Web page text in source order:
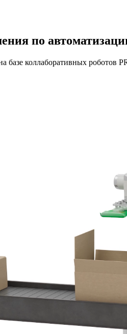
по
базе коллаборативных роботов